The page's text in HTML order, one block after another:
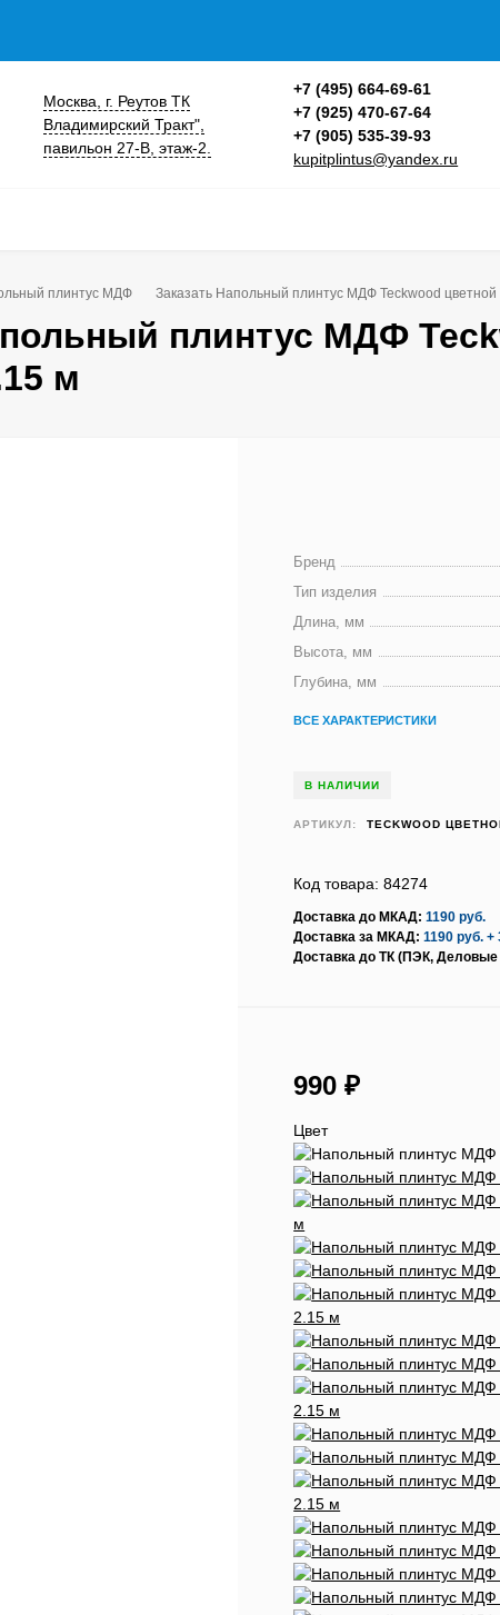
Москва, г. Реутов ТК
Владимирский Тракт",
павильон 27-В, этаж-2.
+7 (495) 664-69-61
+7 (925) 470-67-64
+7 (905) 535-39-93
kupitplintus@yandex.ru
плинтус МДФ Заказать Напольный плинтус МДФ Teckwood цветной
плинтус МДФ
м
Бренд
Тип изделия
Длина, мм
Высота, мм
Глубина, мм
ВСЕ ХАРАКТЕРИСТИКИ
В НАЛИЧИИ
АРТИКУЛ: TECKWOOD
Код товара: 84274
Доставка до МКАД: 1190 руб.
Доставка за МКАД: 1190 руб. +
Доставка до ТК (ПЭК, Деловые
990₽
Цвет